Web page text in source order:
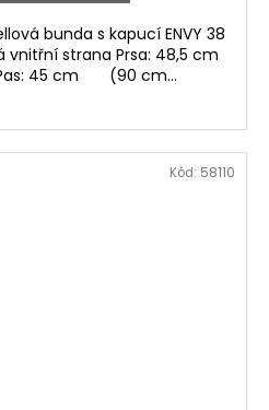
bunda s kapucí ENVY 38
vnitřní strana Prsa: 48,5 cm
45 cm (90 cm...
Kód: 58110